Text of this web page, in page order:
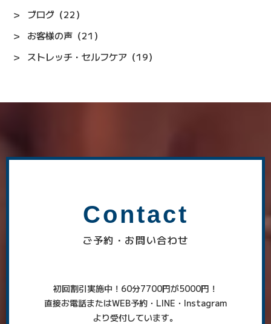
ブログ（22）
お客様の声（21）
ストレッチ・セルフケア（19）
Contact
ご予約・お問い合わせ
初回割引実施中！60分7700円が5000円！
直接お電話またはWEB予約・LINE・Instagram
より受付しています。